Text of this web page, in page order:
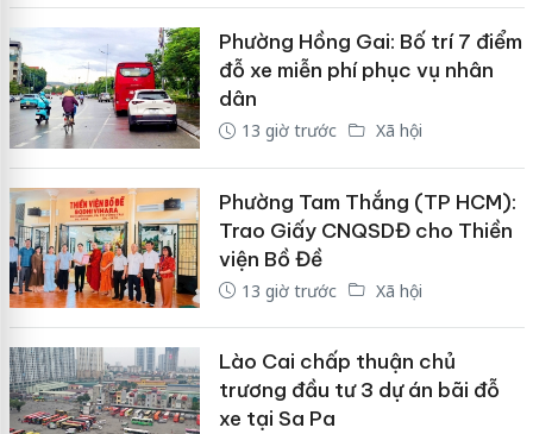
Phường Hồng Gai: Bố trí 7 điểm
đỗ xe miễn phí phục vụ nhân
dân
13 giờ trước Xã hội
Phường Tam Thắng (TP HCM):
Trao Giấy CNQSDĐ cho Thiền
viện Bồ Đề
13 giờ trước Xã hội
Lào Cai chấp thuận chủ
trương đầu tư 3 dự án bãi đỗ
xe tại Sa Pa